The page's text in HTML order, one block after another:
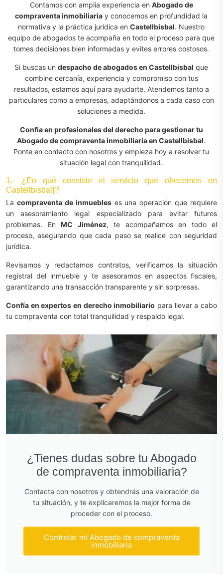
Contamos con amplia experiencia en Abogado de
compraventa inmobiliaria y conocemos en profundidad la
normativa y la práctica jurídica enCastellbisbal. Nuestro
equipo de abogados te acompaña en todo el proceso para que
tomes decisiones bien informadas y evites errores costosos.
Si buscas undespacho de abogados en Castellbisbal que
combine cercanía, experiencia y compromiso con tus
resultados, estamos aquí para ayudarte. Atendemos tanto a
particulares como a empresas, adaptándonos a cada caso con
soluciones a medida.
Confía en profesionales del derecho para gestionar tu
Abogado de compraventa inmobiliaria en Castellbisbal.
Ponte en contacto con nosotros y empieza hoy a resolver tu
situación legal con tranquilidad.
1.- ¿En qué consiste el servicio que ofrecemos en
Castellbisbal}?
La compraventa de inmuebleses una operación que requiere
un asesoramiento legal especializado para evitar futuros
problemas. En MC Jiménez, te acompañamos en todo el
proceso, asegurando que cada paso se realice con seguridad
jurídica.
Revisamos y redactamos contratos, verificamos la situación
registral del inmueble y te asesoramos en aspectos fiscales,
garantizando una transacción transparente y sin sorpresas.
Confía en expertos en derecho inmobiliario para llevar a cabo
tu compraventa con total tranquilidad y respaldo legal.
¿Tienes dudas sobre tu Abogado
de compraventa inmobiliaria?
Contacta con nosotros y obtendrás una valoración de
tu situación, y te explicaremos la mejor forma de
proceder con el proceso.
Controlar mi Abogado de compraventa
inmobiliaria